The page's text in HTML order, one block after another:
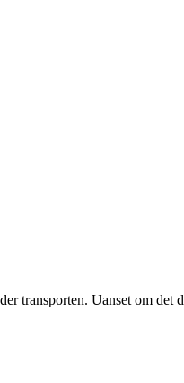
transporten. Uanset om det